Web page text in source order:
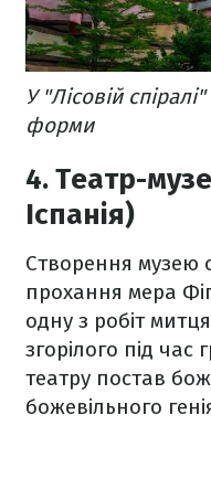
У "Лісовій
форми
4. Театр-
Іспанія)
Створення музею
прохання мера
одну з робіт
згорілого під час
театру постав
божевільного